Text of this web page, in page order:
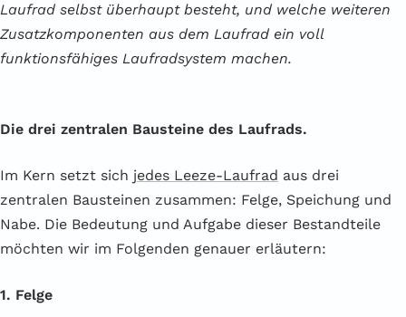
Laufrad selbst überhaupt besteht, und welche weiteren
Zusatzkomponenten aus dem Laufrad ein voll
funktionsfähiges Laufradsystem machen.
Die drei zentralen Bausteine des Laufrads.
Im Kern setzt sich jedes Leeze-Laufrad aus drei
zentralen Bausteinen zusammen: Felge, Speichung und
Nabe. Die Bedeutung und Aufgabe dieser Bestandteile
möchten wir im Folgenden genauer erläutern:
1. Felge